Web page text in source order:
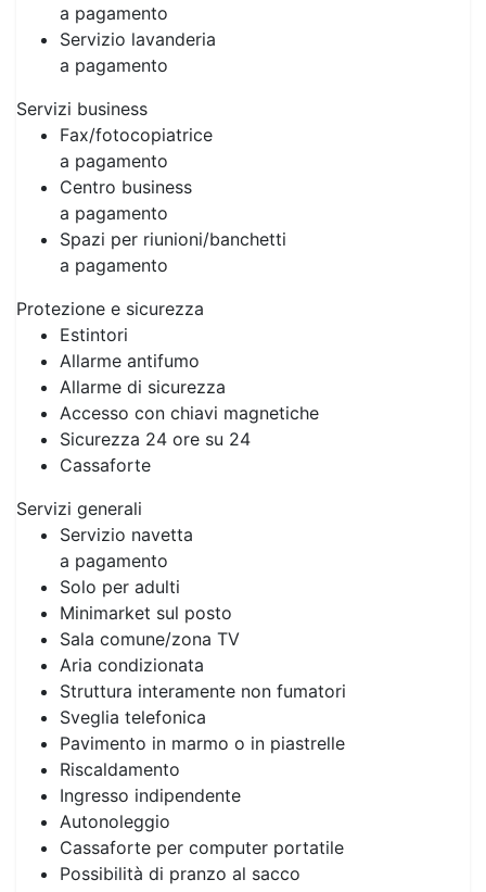
a pagamento
Servizio lavanderia
a pagamento
Servizi business
Fax/fotocopiatrice
a pagamento
Centro business
a pagamento
Spazi per riunioni/banchetti
a pagamento
Protezione e sicurezza
Estintori
Allarme antifumo
Allarme di sicurezza
Accesso con chiavi magnetiche
Sicurezza 24 ore su 24
Cassaforte
Servizi generali
Servizio navetta
a pagamento
Solo per adulti
Minimarket sul posto
Sala comune/zona TV
Aria condizionata
Struttura interamente non fumatori
Sveglia telefonica
Pavimento in marmo o in piastrelle
Riscaldamento
Ingresso indipendente
Autonoleggio
Cassaforte per computer portatile
Possibilità di pranzo al sacco